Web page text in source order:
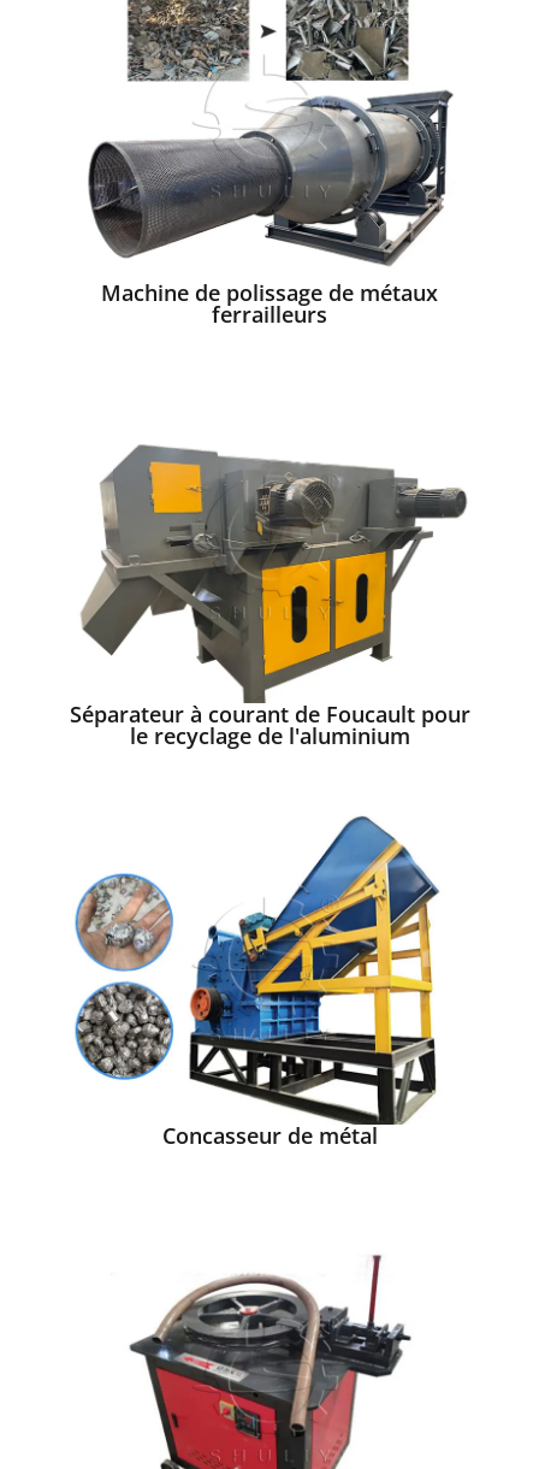
Machine de polissage de métaux
ferrailleurs
Séparateur à courant de Foucault pour
le recyclage de l'aluminium
Concasseur de métal